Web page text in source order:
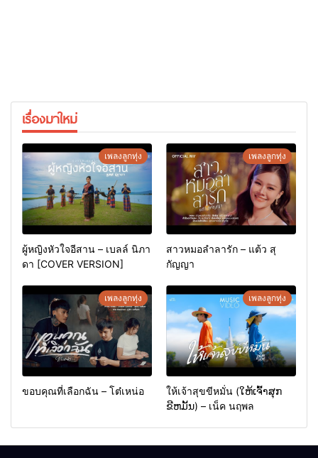
เรื่องมาใหม่
เพลงลูกทุ่ง
ผู้หญิงหัวใจอีสาน – เบลล์ นิภา
ดา [COVER VERSION]
เพลงลูกทุ่ง
สาวหมอลำลารัก – แต้ว สุ
กัญญา
เพลงลูกทุ่ง
ขอบคุณที่เลือกฉัน – โต๋เหน่อ
เพลงลูกทุ่ง
ให้เจ้าสุขขีหมั่น (ໃຫ້ເຈົ້າສຸກ
ຂີຫມັ້ນ) – เน็ค นฤพล